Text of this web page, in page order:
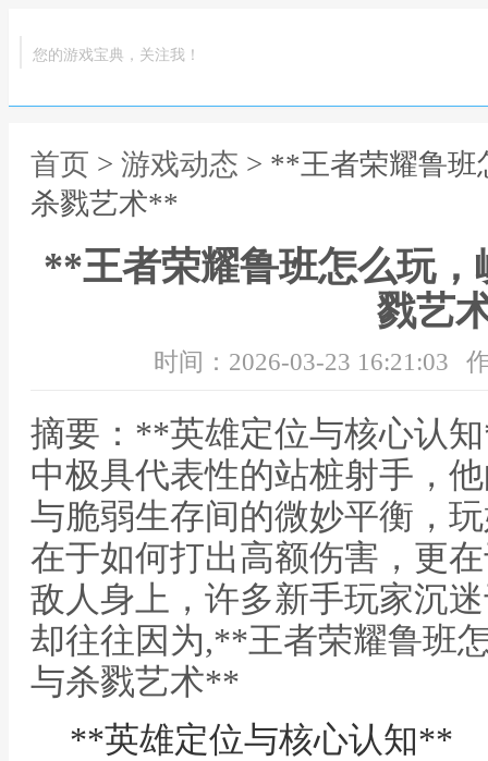
您的游戏宝典，关注我！
首页 > 游戏动态 > **王者荣耀鲁班
杀戮艺术**
**王者荣耀鲁班怎么玩
戮艺
时间：2026-03-23 16:21:03
摘要：**英雄定位与核心认
中极具代表性的站桩射手，
与脆弱生存间的微妙平衡，
在于如何打出高额伤害，更
敌人身上，许多新手玩家沉
却往往因为,**王者荣耀鲁班
与杀戮艺术**
**英雄定位与核心认知**